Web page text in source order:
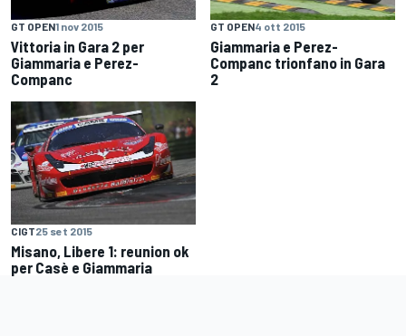
GT OPEN1 nov 2015
Vittoria in Gara 2 per
Giammaria e Perez-
Companc
GT OPEN4 ott 2015
Giammaria e Perez-
Companc trionfano in Gara
2
CIGT25 set 2015
Misano, Libere 1: reunion ok
per Casè e Giammaria